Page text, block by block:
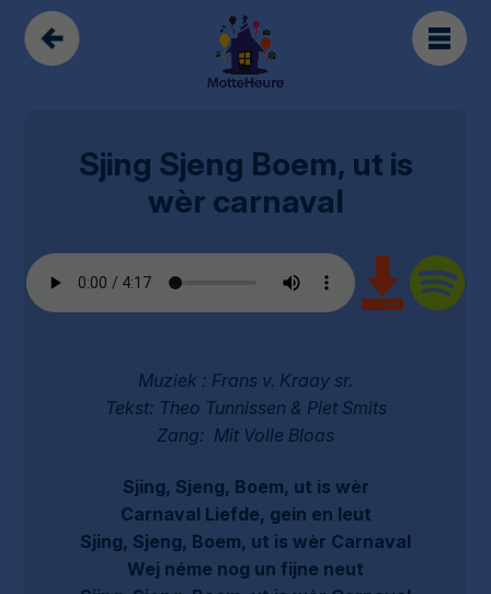
Sjing Sjeng Boem, ut is
wèr carnaval
Muziek : Frans v. Kraay sr.
Tekst: Theo Tunnissen & Piet Smits
Zang: Mit Volle Bloas
Sjing, Sjeng, Boem, ut is wèr
Carnaval Liefde, gein en leut
Sjing, Sjeng, Boem, ut is wèr Carnaval
Wej néme nog un fijne neut